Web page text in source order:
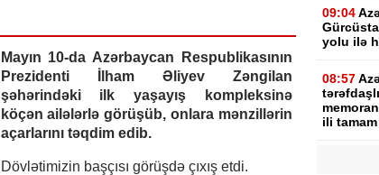
Mayın 10-da Azərbaycan Respublikasının
Prezidenti İlham Əliyev Zəngilan
şəhərindəki ilk yaşayış kompleksinə
köçən ailələrlə görüşüb, onlara mənzillərin
açarlarını təqdim edib.
Dövlətimizin başçısı görüşdə çıxış etdi.
09:04
yolu ilə
08:57
ili